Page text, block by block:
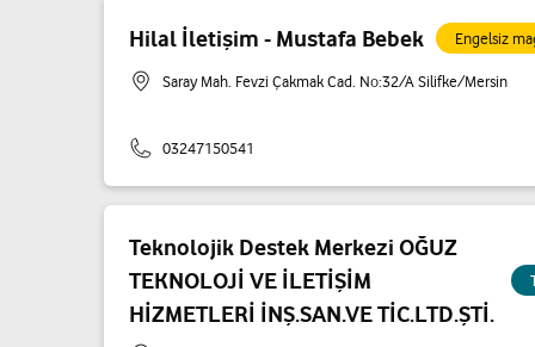
Hilal İletişim - Mustafa Bebek Engelsiz
Saray Mah. Fevzi Çakmak Cad. No:32/A Silifke/Mersin
03247150541
Teknolojik Destek Merkezi OĞUZ
TEKNOLOJİ VE İLETİŞİM
HİZMETLERİ İNŞ.SAN.VE TİC.LTD.ŞTİ.